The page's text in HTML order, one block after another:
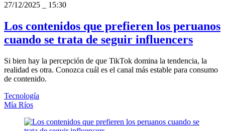
27/12/2025
15:30
Los contenidos que prefieren los peruanos
cuando se trata de seguir influencers
Si bien hay la percepción de que TikTok domina la tendencia, la
realidad es otra. Conozca cuál es el canal más estable para consumo
de contenido.
Tecnología
Mía Ríos